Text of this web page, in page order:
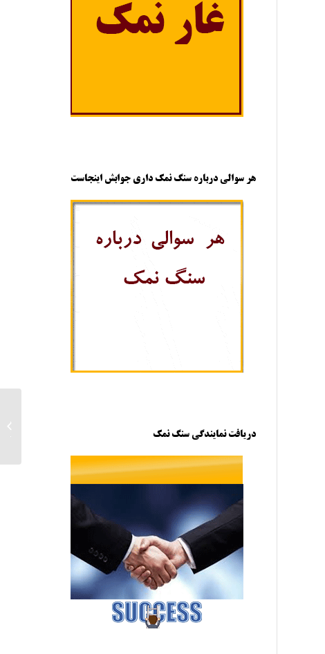
هر سوالی درباره سنگ نمک داری جوابش اینجاست
دریافت نمایندگی سنگ نمک